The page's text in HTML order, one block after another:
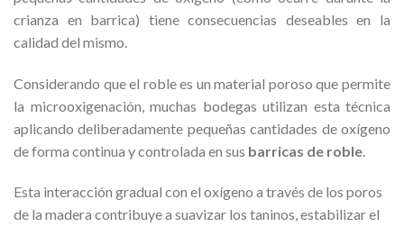
crianza en barrica) tiene consecuencias deseables en la
calidad del mismo.
Considerando que el roble es un material poroso que permite
la microoxigenación, muchas bodegas utilizan esta técnica
aplicando deliberadamente pequeñas cantidades de oxígeno
de forma continua y controlada en sus barricas de roble
Esta interacción gradual con el oxígeno a través de los poros
de la madera contribuye a suavizar los taninos, estabilizar el